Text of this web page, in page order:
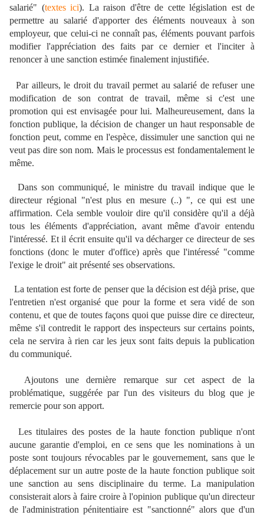
salarié" (textes ici). La raison d'être de cette législation est de
permettre au salarié d'apporter des éléments nouveaux à son
employeur, que celui-ci ne connaît pas, éléments pouvant parfois
modifier l'appréciation des faits par ce dernier et l'inciter à
renoncer à une sanction estimée finalement injustifiée.
Par ailleurs, le droit du travail permet au salarié de refuser une
modification de son contrat de travail, même si c'est une
promotion qui est envisagée pour lui. Malheureusement, dans la
fonction publique, la décision de changer un haut responsable de
fonction peut, comme en l'espèce, dissimuler une sanction qui ne
veut pas dire son nom. Mais le processus est fondamentalement le
même.
Dans son communiqué, le ministre du travail indique que le
directeur régional "n'est plus en mesure (..) ", ce qui est une
affirmation. Cela semble vouloir dire qu'il considère qu'il a déjà
tous les éléments d'appréciation, avant même d'avoir entendu
l'intéressé. Et il écrit ensuite qu'il va décharger ce directeur de ses
fonctions (donc le muter d'office) après que l'intéressé "comme
l'exige le droit" ait présenté ses observations.
La tentation est forte de penser que la décision est déjà prise, que
l'entretien n'est organisé que pour la forme et sera vidé de son
contenu, et que de toutes façons quoi que puisse dire ce directeur,
même s'il contredit le rapport des inspecteurs sur certains points,
cela ne servira à rien car les jeux sont faits depuis la publication
du communiqué.
Ajoutons une dernière remarque sur cet aspect de la
problématique, suggérée par l'un des visiteurs du blog que je
remercie pour son apport.
Les titulaires des postes de la haute fonction publique n'ont
aucune garantie d'emploi, en ce sens que les nominations à un
poste sont toujours révocables par le gouvernement, sans que le
déplacement sur un autre poste de la haute fonction publique soit
une sanction au sens disciplinaire du terme. La manipulation
consisterait alors à faire croire à l'opinion publique qu'un directeur
de l'administration pénitentiaire est "sanctionné" alors que d'un